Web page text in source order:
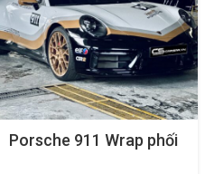
Porsche 911 Wrap phối